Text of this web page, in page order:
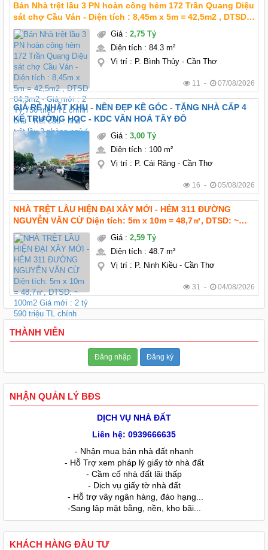
Bán Nhà trệt lầu 3 PN hoàn công hẻm 172 Trần Quang Diệu
sát chợ Cầu Ván - Diện tích : 8,45m x 5m = 42,5m2 , DTSD
84,3m2 - Giá mới : 2 Tỷ 750 triệu TL chính chủ - Kết cấu :
nhà trệt lầu 3 phòng ngủ (
Giá: 2,75 Tỷ
Diện tích: 84.3 m²
Vị trí: P. Bình Thủy - Cần Thơ
11 - 07/08/2026
GIÁ RẺ NHẤT KHU - NỀN ĐẸP KỀ GÓC - TẶNG NHÀ CẤP 4
KẾ TRƯỜNG HỌC - KDC VĂN HOÁ TÂY ĐÔ
Giá: 3,00 Tỷ
Diện tích: 100 m²
Vị trí: P. Cái Răng - Cần Thơ
16 - 05/08/2026
NHÀ TRỆT LẦU HIỆN ĐẠI XÂY MỚI - HẺM 311 ĐƯỜNG
NGUYỄN VĂN CỪ Diện tích: 5m x 10m = 48,7㎡, DTSD: ~
100m2 Giá mới : 2 tỷ 590 triệu TL chính chủ Pháp lý: thổ
cư hoàn công Hướng: Tây bắc
Giá: 2,59 Tỷ
Diện tích: 48.7 m²
Vị trí: P. Ninh Kiều - Cần Thơ
31 - 04/08/2026
THÀNH VIÊN
Đăng nhập Đăng ký
NHẬN QUẢN LÝ BĐS
DỊCH VỤ NHÀ ĐẤT
Liên hệ: 0939666635
- Nhận mua bán nhà đất nhanh
- Hỗ Trợ xem pháp lý giấy tờ nhà đất
- Cầm cố nhà đất lãi thấp
- Dịch vụ giấy tờ nhà đất
- Hỗ trợ vây ngân hàng, đáo hạng...
-Sang lâp mặt bằng, nền, kho bãi...
KHÁCH HÀNG ĐẦU TƯ